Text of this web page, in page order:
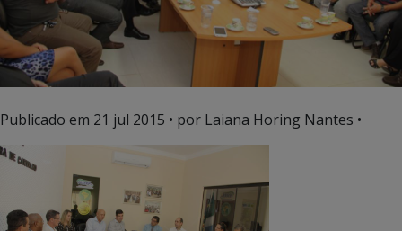
Publicado em 21 jul 2015 • por Laiana Horing Nantes •